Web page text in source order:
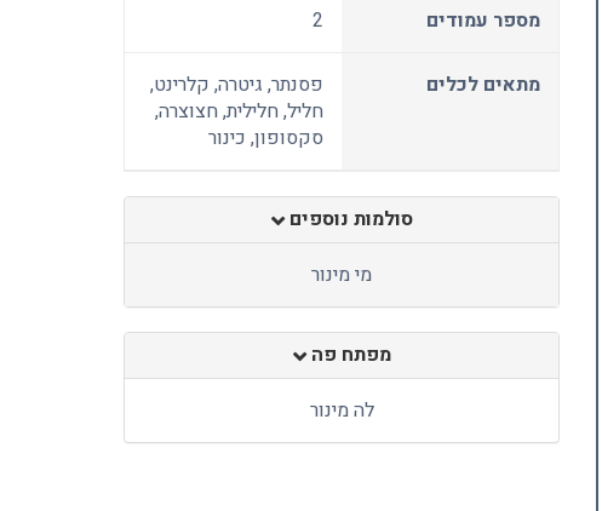
מספר עמודים 2
מתאים לכלים
פסנתר, גיטרה, קלרינט,
חליל, חלילית, חצוצרה,
סקסופון, כינור
סולמות נוספים
מי מינור
מפתח פה
לה מינור